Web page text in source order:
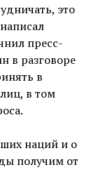
это
пресс-
в разговоре
в
в том
наций и о
получим от